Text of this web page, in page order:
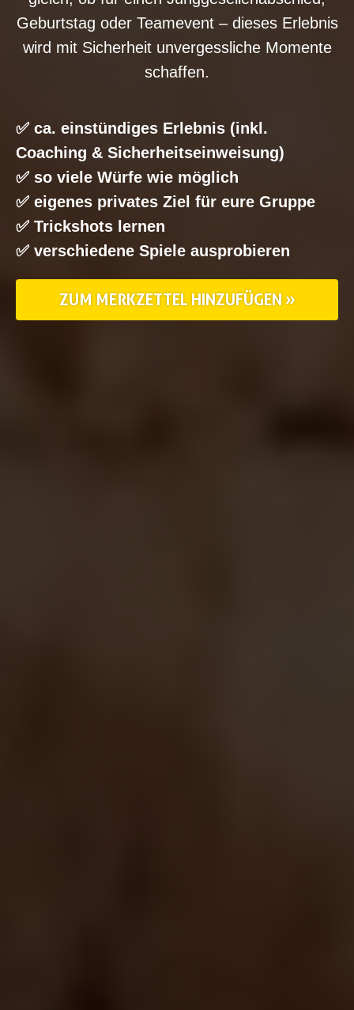
Geburtstag oder Teamevent – dieses Erlebnis
wird mit Sicherheit unvergessliche Momente
schaffen.
✅ ca. einstündiges Erlebnis (inkl.
Coaching & Sicherheitseinweisung)
✅ so viele Würfe wie möglich
✅ eigenes privates Ziel für eure Gruppe
✅ Trickshots lernen
✅ verschiedene Spiele ausprobieren
ZUM MERKZETTEL HINZUFÜGEN »